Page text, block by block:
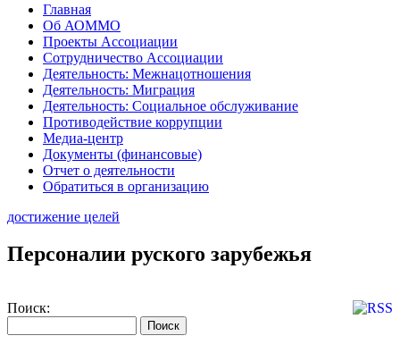
Главная
Об АОММО
Проекты Ассоциации
Сотрудничество Ассоциации
Деятельность: Межнацотношения
Деятельность: Миграция
Деятельность: Социальное обслуживание
Противодействие коррупции
Медиа-центр
Документы (финансовые)
Отчет о деятельности
Обратиться в организацию
достижение целей
Персоналии руского зарубежья
Поиск: